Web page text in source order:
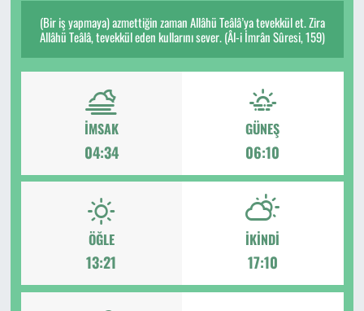
(Bir iş yapmaya) azmettiğin zaman Allâhü Teâlâ’ya tevekkül et. Zira
Allâhü Teâlâ, tevekkül eden kullarını sever. (Âl-i İmrân Sûresi, 159)
İMSAK
04:34
GÜNEŞ
06:10
ÖĞLE
13:21
İKINDI
17:10